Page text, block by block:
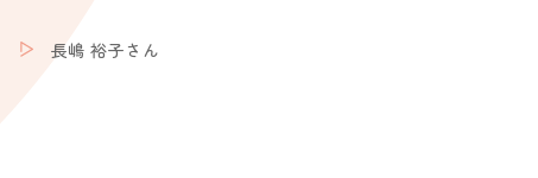
長嶋 裕子さん